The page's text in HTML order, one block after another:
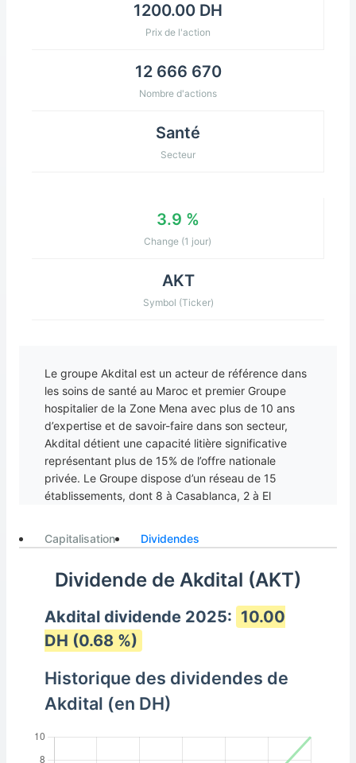
1200.00 DH
Prix de l'action
12 666 670
Nombre d'actions
Santé
Secteur
3.9 %
Change (1 jour)
AKT
Symbol (Ticker)
Le groupe Akdital est un acteur de référence dans
les soins de santé au Maroc et premier Groupe
hospitalier de la Zone Mena avec plus de 10 ans
d’expertise et de savoir-faire dans son secteur,
Akdital détient une capacité litière significative
représentant plus de 15% de l’offre nationale
privée. Le Groupe dispose d’un réseau de 15
établissements, dont 8 à Casablanca, 2 à El
exercent, l’intégralité des disciplines médicales.
Capitalisation Dividendes
Dividende de Akdital (AKT)
Akdital dividende 2025: 10.00
DH (0.68 %)
Historique des dividendes de
Akdital (en DH)